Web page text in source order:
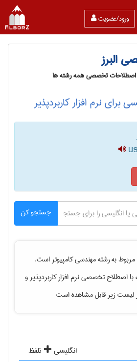
ورود/عضویت
البرز
اصطلاحات تخصصی همه رشته ها
برای نرم ‌افزار کاربردپذیر
جستجو کن
به رشتهمهندسی كامپيوتراست.
با اصطلاح تخصصینرم ‌افزار کاربردپذیرو
لیست زیر قابل مشاهده است
انگلیسی
تلفظ